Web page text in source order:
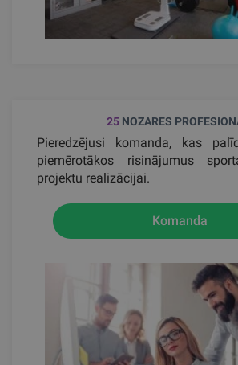
25NOZARES
Pieredzējusi komanda, kas
piemērotākos risinājumus
projektu realizācijai.
Komanda